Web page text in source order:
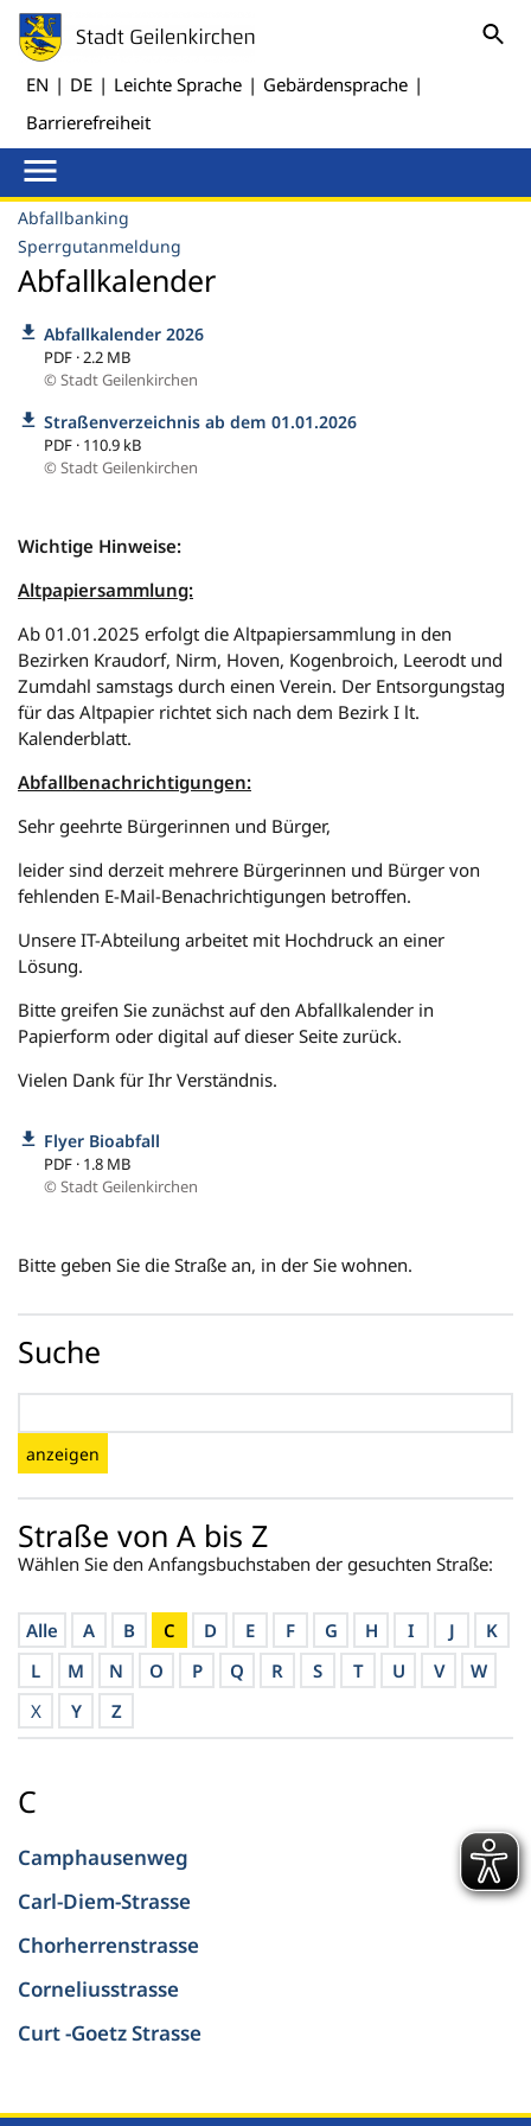
EN | DE | Leichte Sprache | Gebärdensprache |
Barrierefreiheit
Abfallbanking
Sperrgutanmeldung
Abfallkalender
Abfallkalender 2026
PDF · 2.2 MB
© Stadt Geilenkirchen
Straßenverzeichnis ab dem 01.01.2026
PDF · 110.9 kB
© Stadt Geilenkirchen
Wichtige Hinweise:
Altpapiersammlung:
Ab 01.01.2025 erfolgt die Altpapiersammlung in den
Bezirken Kraudorf, Nirm, Hoven, Kogenbroich, Leerodt und
Zumdahl samstags durch einen Verein. Der Entsorgungstag
für das Altpapier richtet sich nach dem Bezirk I lt.
Kalenderblatt.
Abfallbenachrichtigungen:
Sehr geehrte Bürgerinnen und Bürger,
leider sind derzeit mehrere Bürgerinnen und Bürger von
fehlenden E-Mail-Benachrichtigungen betroffen.
Unsere IT-Abteilung arbeitet mit Hochdruck an einer
Lösung.
Bitte greifen Sie zunächst auf den Abfallkalender in
Papierform oder digital auf dieser Seite zurück.
Vielen Dank für Ihr Verständnis.
Flyer Bioabfall
PDF · 1.8 MB
© Stadt Geilenkirchen
Bitte geben Sie die Straße an, in der Sie wohnen.
Suche
anzeigen
Straße von A bis Z
Wählen Sie den Anfangsbuchstaben der gesuchten Straße:
Alle A B C D E F G H I J
K
L
M N O P Q R S T U V
W
X
Y Z
C
Camphausenweg
Carl-Diem-Strasse
Chorherrenstrasse
Corneliusstrasse
Curt -Goetz Strasse